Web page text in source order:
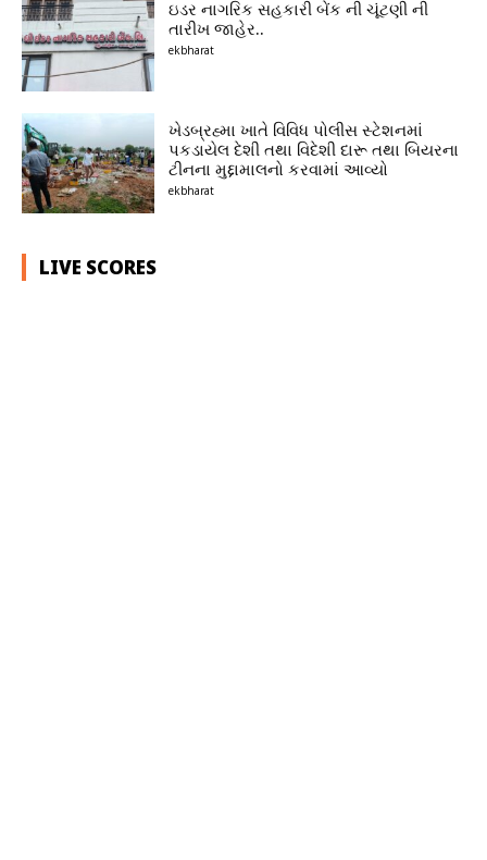
ઇડર નાગરિક સહકારી બેંક ની ચૂંટણી ની
તારીખ જાહેર..
ekbharat
ખેડબ્રહ્મા ખાતે વિવિધ પોલીસ સ્ટેશનમાં
પકડાયેલ દેશી તથા વિદેશી દારૂ તથા બિયરના
ટીનના મુદ્દામાલનો કરવામાં આવ્યો
ekbharat
LIVE SCORES